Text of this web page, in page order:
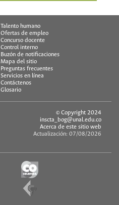
Talento humano
Ofertas de empleo
Concurso docente
Control interno
Buzón de notificaciones
Mapa del sitio
Preguntas frecuentes
Servicios en línea
Contáctenos
Glosario
© Copyright 2024
inscta_bog@unal.edu.co
Acerca de este sitio web
Actualización: 07/08/2026